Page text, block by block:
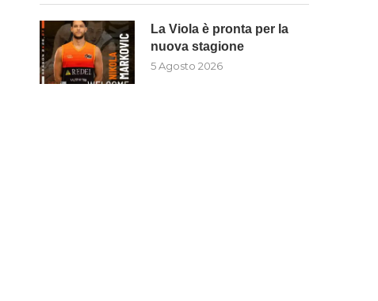
La Viola è pronta per la
nuova stagione
5 Agosto 2026